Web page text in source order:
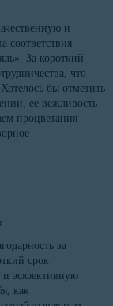
и
соответствия
За короткий
что
бы отметить
ее вежливость
процветания
за
срок
и эффективную
как